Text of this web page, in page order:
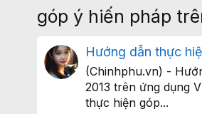
góp ý hiến pháp
Hướng dẫn thực
(Chinhphu.vn) -
2013 trên ứng dụng
thực hiện góp...